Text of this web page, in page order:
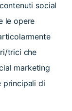
social
le opere
trici che
marketing
principali di